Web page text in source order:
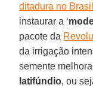
ditadura no Brasil
instaurar a ‘
pacote da
da irrigação
semente
latifúndio, ou